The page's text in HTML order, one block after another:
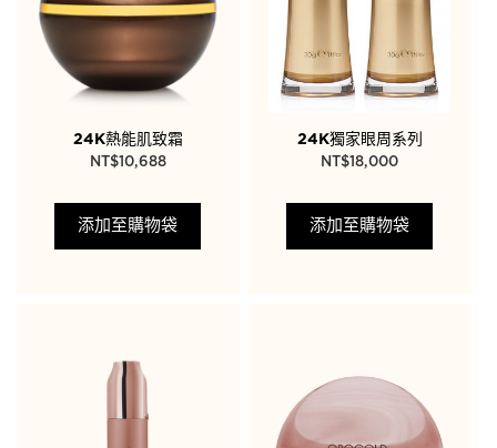
24K熱能肌致霜
NT$10,688
添加至購物袋
24K獨家眼周系列
NT$ 18,000
添加至購物袋